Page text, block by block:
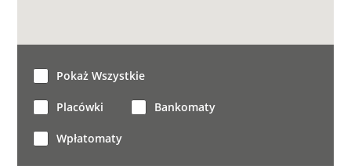
Pokaż Wszystkie
Placówki Bankomaty
Wpłatomaty